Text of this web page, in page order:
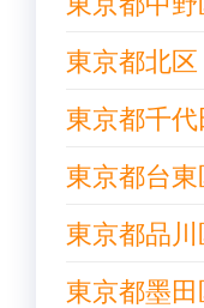
東京都北区
東京都千
東京都台東
東京都品川
東京都墨田